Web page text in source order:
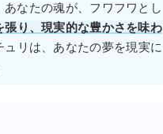
なたの魂が、フワフワとし
張り、現実的な豊かさを味わ
リは、あなたの夢を現実に